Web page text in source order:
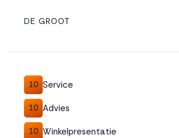
DE GROOT
10 Service
10 Advies
10 Winkelpresentatie